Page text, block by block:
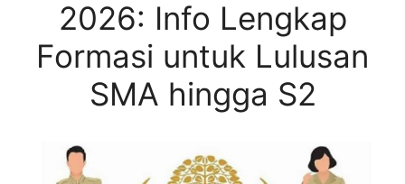
2026: Info Lengkap
Formasi untuk Lulusan
SMA hingga S2